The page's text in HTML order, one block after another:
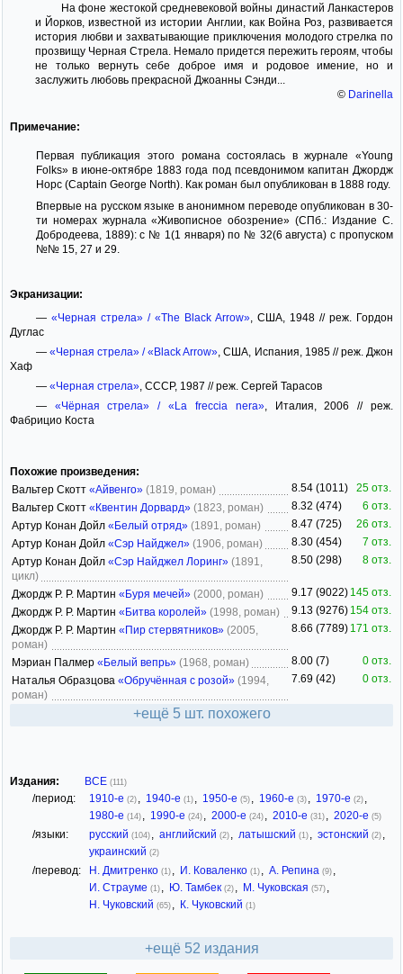
На фоне жестокой средневековой войны династий Ланкастеров
и Йорков, известной из истории Англии, как Война Роз, развивается
история любви и захватывающие приключения молодого стрелка по
прозвищу Черная Стрела. Немало придется пережить героям, чтобы
не только вернуть себе доброе имя и родовое имение, но и
заслужить любовь прекрасной Джоанны Сэнди...
© Darinella
Примечание:
Первая публикация этого романа состоялась в журнале «Young
Folks» в июне-октябре 1883 года под псевдонимом капитан Джордж
Норс (Captain George North). Как роман был опубликован в 1888 году.
Впервые на русском языке в анонимном переводе опубликован в 30-
ти номерах журнала «Живописное обозрение» (СПб.: Издание С.
Добродеева, 1889): с № 1(1 января) по № 32(6 августа) с пропуском
№№ 15, 27 и 29.
Экранизации:
— «Черная стрела» / «The Black Arrow», США, 1948 // реж. Гордон
Дуглас
— «Черная стрела» / «Black Arrow» , США, Испания, 1985 // реж. Джон
Хаф
— «Черная стрела», СССР, 1987 // реж. Сергей Тарасов
— «Чёрная стрела» / «La freccia nera», Италия, 2006 // реж.
Фабрицио Коста
Похожие произведения:
Вальтер Скотт «Айвенго» (1819, роман) 8.54 (1011)
25 отз.
Вальтер Скотт «Квентин Дорвард» (1823, роман) 8.32 (474)
6 отз.
Артур Конан Дойл «Белый отряд» (1891, роман) 8.47 (725)
26 отз.
Артур Конан Дойл «Сэр Найджел» (1906, роман) 8.30 (454)
7 отз.
Артур Конан Дойл «Сэр Найджел Лоринг» (1891,
цикл)
8.50 (298) 8 отз.
Джордж Р. Р. Мартин «Буря мечей» (2000, роман) 9.17 (9022) 145 отз.
Джордж Р. Р. Мартин «Битва королей» (1998, роман) 9.13 (9276) 154 отз.
Джордж Р. Р. Мартин «Пир стервятников» (2005,
роман)
8.66 (7789) 171 отз.
Мэриан Палмер «Белый вепрь» (1968, роман) 8.00 (7)
0 отз.
Наталья Образцова «Обручённая с розой» (1994,
роман)
7.69 (42) 0 отз.
+ещё 5 шт. похожего
Издания: ВСЕ (111)
/период: 1910-е (2) , 1940-е (1) , 1950-е (5) , 1960-е (3) , 1970-е (2) ,
1980-е (14) , 1990-е (24) , 2000-е (24) , 2010-е (31) , 2020-е (5)
/языки: русский (104) , английский (2) , латышский (1) , эстонский (2) ,
украинский (2)
/перевод: Н. Дмитренко (1) , И. Коваленко (1) , А. Репина (9) ,
И. Страуме (1) , Ю. Тамбек (2) , М. Чуковская (57) ,
Н. Чуковский (65) , К. Чуковский (1)
+ещё 52 издания